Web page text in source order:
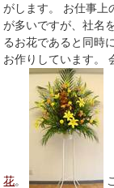
がします。 お仕事
が多いですが、社名
るお花であると同
お作りしています。
花。